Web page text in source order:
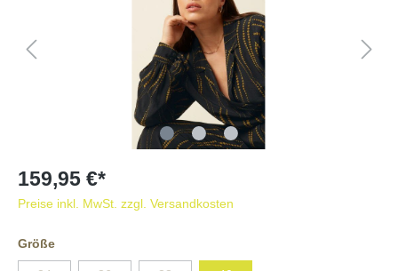
159,95 €*
Preise inkl. MwSt. zzgl. Versandkosten
Größe